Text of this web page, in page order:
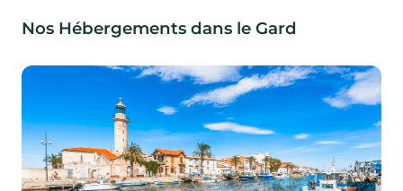
Nos Hébergements dans le Gard